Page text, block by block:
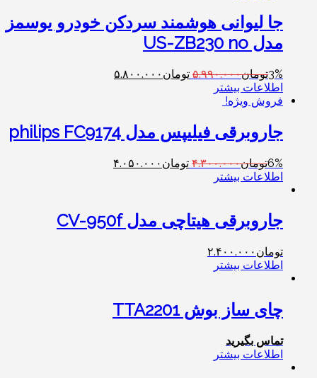
جا لیوانی هوشمند سردکن خودرو یوسمز
مدل US-ZB230 no
3%تومان۵.۹۹۰.۰۰۰ تومان ۵.۸۰۰.۰۰۰
اطلاعات بیشتر
فروش ویژه!
جاروبرقی فیلیپس مدل philips FC9174
6%تومان۴.۳۰۰.۰۰۰ تومان ۴.۰۵۰.۰۰۰
اطلاعات بیشتر
جاروبرقی هیتاچی مدل CV-950f
تومان ۲.۴۰۰.۰۰۰
اطلاعات بیشتر
چای ساز بوش TTA2201
تماس بگیرید
اطلاعات بیشتر